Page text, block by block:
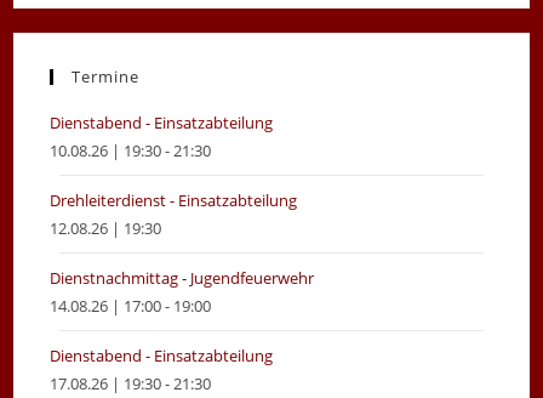
in
new
in
new
Termine
Dienstabend - Einsatzabteilung
10.08.26 | 19:30 - 21:30
Drehleiterdienst - Einsatzabteilung
12.08.26 | 19:30
Dienstnachmittag - Jugendfeuerwehr
14.08.26 | 17:00 - 19:00
Dienstabend - Einsatzabteilung
17.08.26 | 19:30 - 21:30